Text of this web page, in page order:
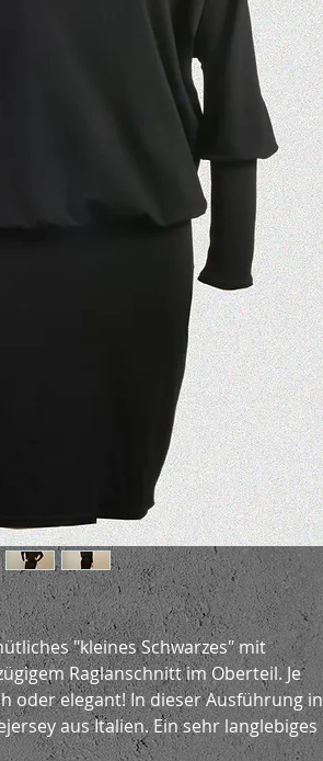
"kleines Schwarzes" mit
Raglanschnitt im Oberteil. Je
oder elegant! In dieser Ausführung in
aus Italien. Ein sehr langlebiges